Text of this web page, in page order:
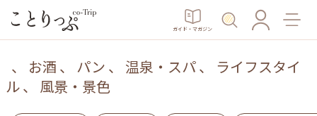
ガイド・マガジン
、 お酒 、 パン 、 温泉・スパ、 ライフスタイ
ル、 風景・景色